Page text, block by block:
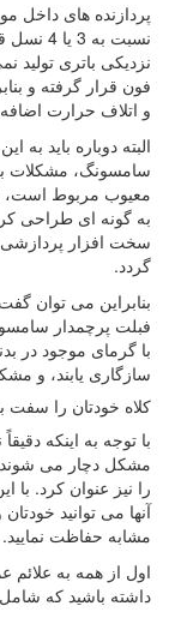
پردازنده های داخل
نسبت
نزدیکی باتری
فون قرار گرفته و
و اتلاف حرارت اضافه
البته دوباره باید
معیوب مربوط است،
به گونه ای طراحی
سخت افزار
گردد.
بنابراین می توان
فبلت پرچمدار
با گرمای موجود در
سازگاری یابند، و
کلاه خودتان را سفت
با توجه به اینکه
مشکل دچار می شوند،
را نیز عنوان کرد. با
آنها می توانید خودتان
مشابه حفاظت نمایید.
اول از همه به
داشته باشید که